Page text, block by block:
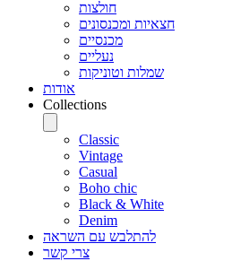
חולצות
חצאיות ומכנסונים
מכנסיים
נעליים
שמלות וטוניקות
אודות
Collections
Classic
Vintage
Casual
Boho chic
Black & White
Denim
להתלבש עם השראה
צרי קשר